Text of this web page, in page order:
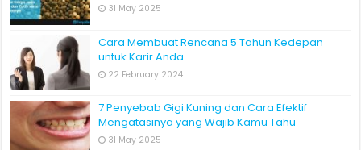
31 May 2025
Cara Membuat Rencana 5 Tahun Kedepan
untuk Karir Anda
22 February 2024
7 Penyebab Gigi Kuning dan Cara Efektif
Mengatasinya yang Wajib Kamu Tahu
31 May 2025